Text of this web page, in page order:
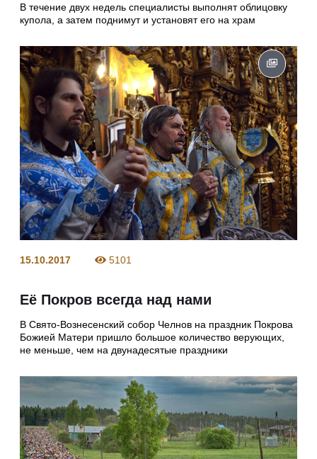
В течение двух недель специалисты выполнят облицовку
купола, а затем поднимут и установят его на храм
15.10.2017 5101
Её Покров всегда над нами
В Свято-Вознесенский собор Челнов на праздник Покрова
Божией Матери пришло большое количество верующих,
не меньше, чем на двунадесятые праздники